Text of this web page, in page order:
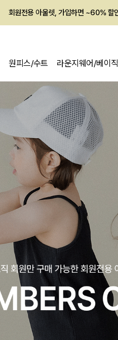
멤버십 최대 28,000원 혜택
원피스/수트 라운지웨어/베이직